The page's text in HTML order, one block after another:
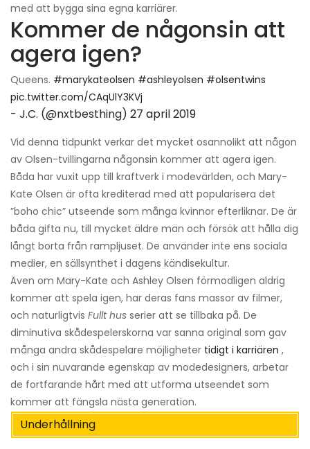
med att bygga sina egna karriärer.
Kommer de någonsin att
agera igen?
Queens. #marykateolsen #ashleyolsen #olsentwins
pic.twitter.com/CAqUlY3KVj
- J.C. (@nxtbesthing) 27 april 2019
Vid denna tidpunkt verkar det mycket osannolikt att någon
av Olsen-tvillingarna någonsin kommer att agera igen.
Båda har vuxit upp till kraftverk i modevärlden, och Mary-
Kate Olsen är ofta krediterad med att popularisera det
”boho chic” utseende som många kvinnor efterliknar. De är
båda gifta nu, till mycket äldre män och försök att hålla dig
långt borta från rampljuset. De använder inte ens sociala
medier, en sällsynthet i dagens kändisekultur.
Även om Mary-Kate och Ashley Olsen förmodligen aldrig
kommer att spela igen, har deras fans massor av filmer,
och naturligtvis Fullt hus serier att se tillbaka på. De
diminutiva skådespelerskorna var sanna original som gav
många andra skådespelare möjligheter tidigt i karriären ,
och i sin nuvarande egenskap av modedesigners, arbetar
de fortfarande hårt med att utforma utseendet som
kommer att fängsla nästa generation.
Underhållning